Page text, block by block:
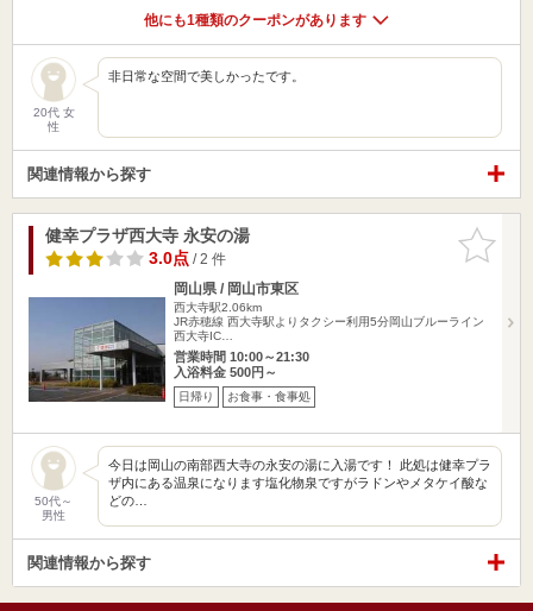
他にも1種類のクーポンがあります
20代 女
性
非日常な空間で美しかったです。
関連情報から探す
お気に入
りに追加
健幸プラザ西大寺 永安の湯
3.0点/ 2 件
岡山県 / 岡山市東区
西大寺駅2.06km
JR赤穂線 西大寺駅よりタクシー利用5分岡山ブルーライン
西大寺IC…
営業時間 10:00～21:30
入浴料金 500円～
日帰り お食事・食事処
50代～
男性
今日は岡山の南部西大寺の永安の湯に入湯です！ 此処は健幸プラ
ザ内にある温泉になります塩化物泉ですがラドンやメタケイ酸な
どの…
関連情報から探す